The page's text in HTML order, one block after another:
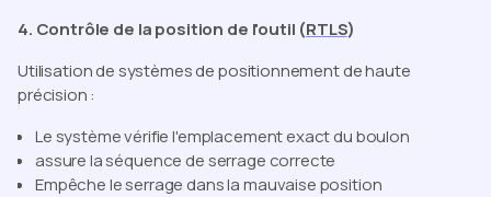
4. Contrôle de la position de l'outil (RTLS)
Utilisation de systèmes de positionnement de haute
précision :
Le système vérifie l'emplacement exact du boulon
assure la séquence de serrage correcte
Empêche le serrage dans la mauvaise position